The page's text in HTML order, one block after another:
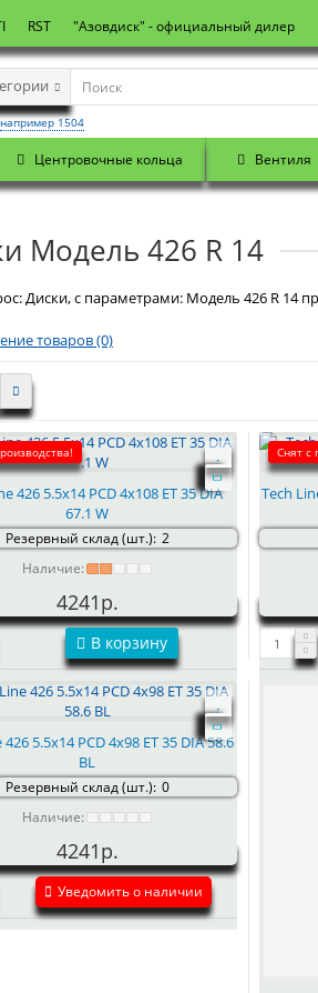
RST "Азовдиск" - официальный дилер
например 1504
Центровочные кольца Вентиля
Модель 426 R 14
Диски, с параметрами: Модель 426 R 14
товаров (0)
426 5.5x14 PCD 4x108 ET 35 DIA
67.1 W
Резервный склад (шт.): 2
Наличие:
4241р.
В корзину
Снят с
Tech
5.5x14 PCD 4x98 ET 35 DIA 58.6
BL
Резервный склад (шт.): 0
Наличие:
4241р.
Уведомить о наличии